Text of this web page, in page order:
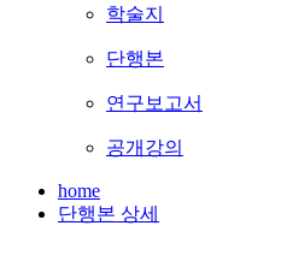
학술지
단행본
연구보고서
공개강의
home
단행본 상세